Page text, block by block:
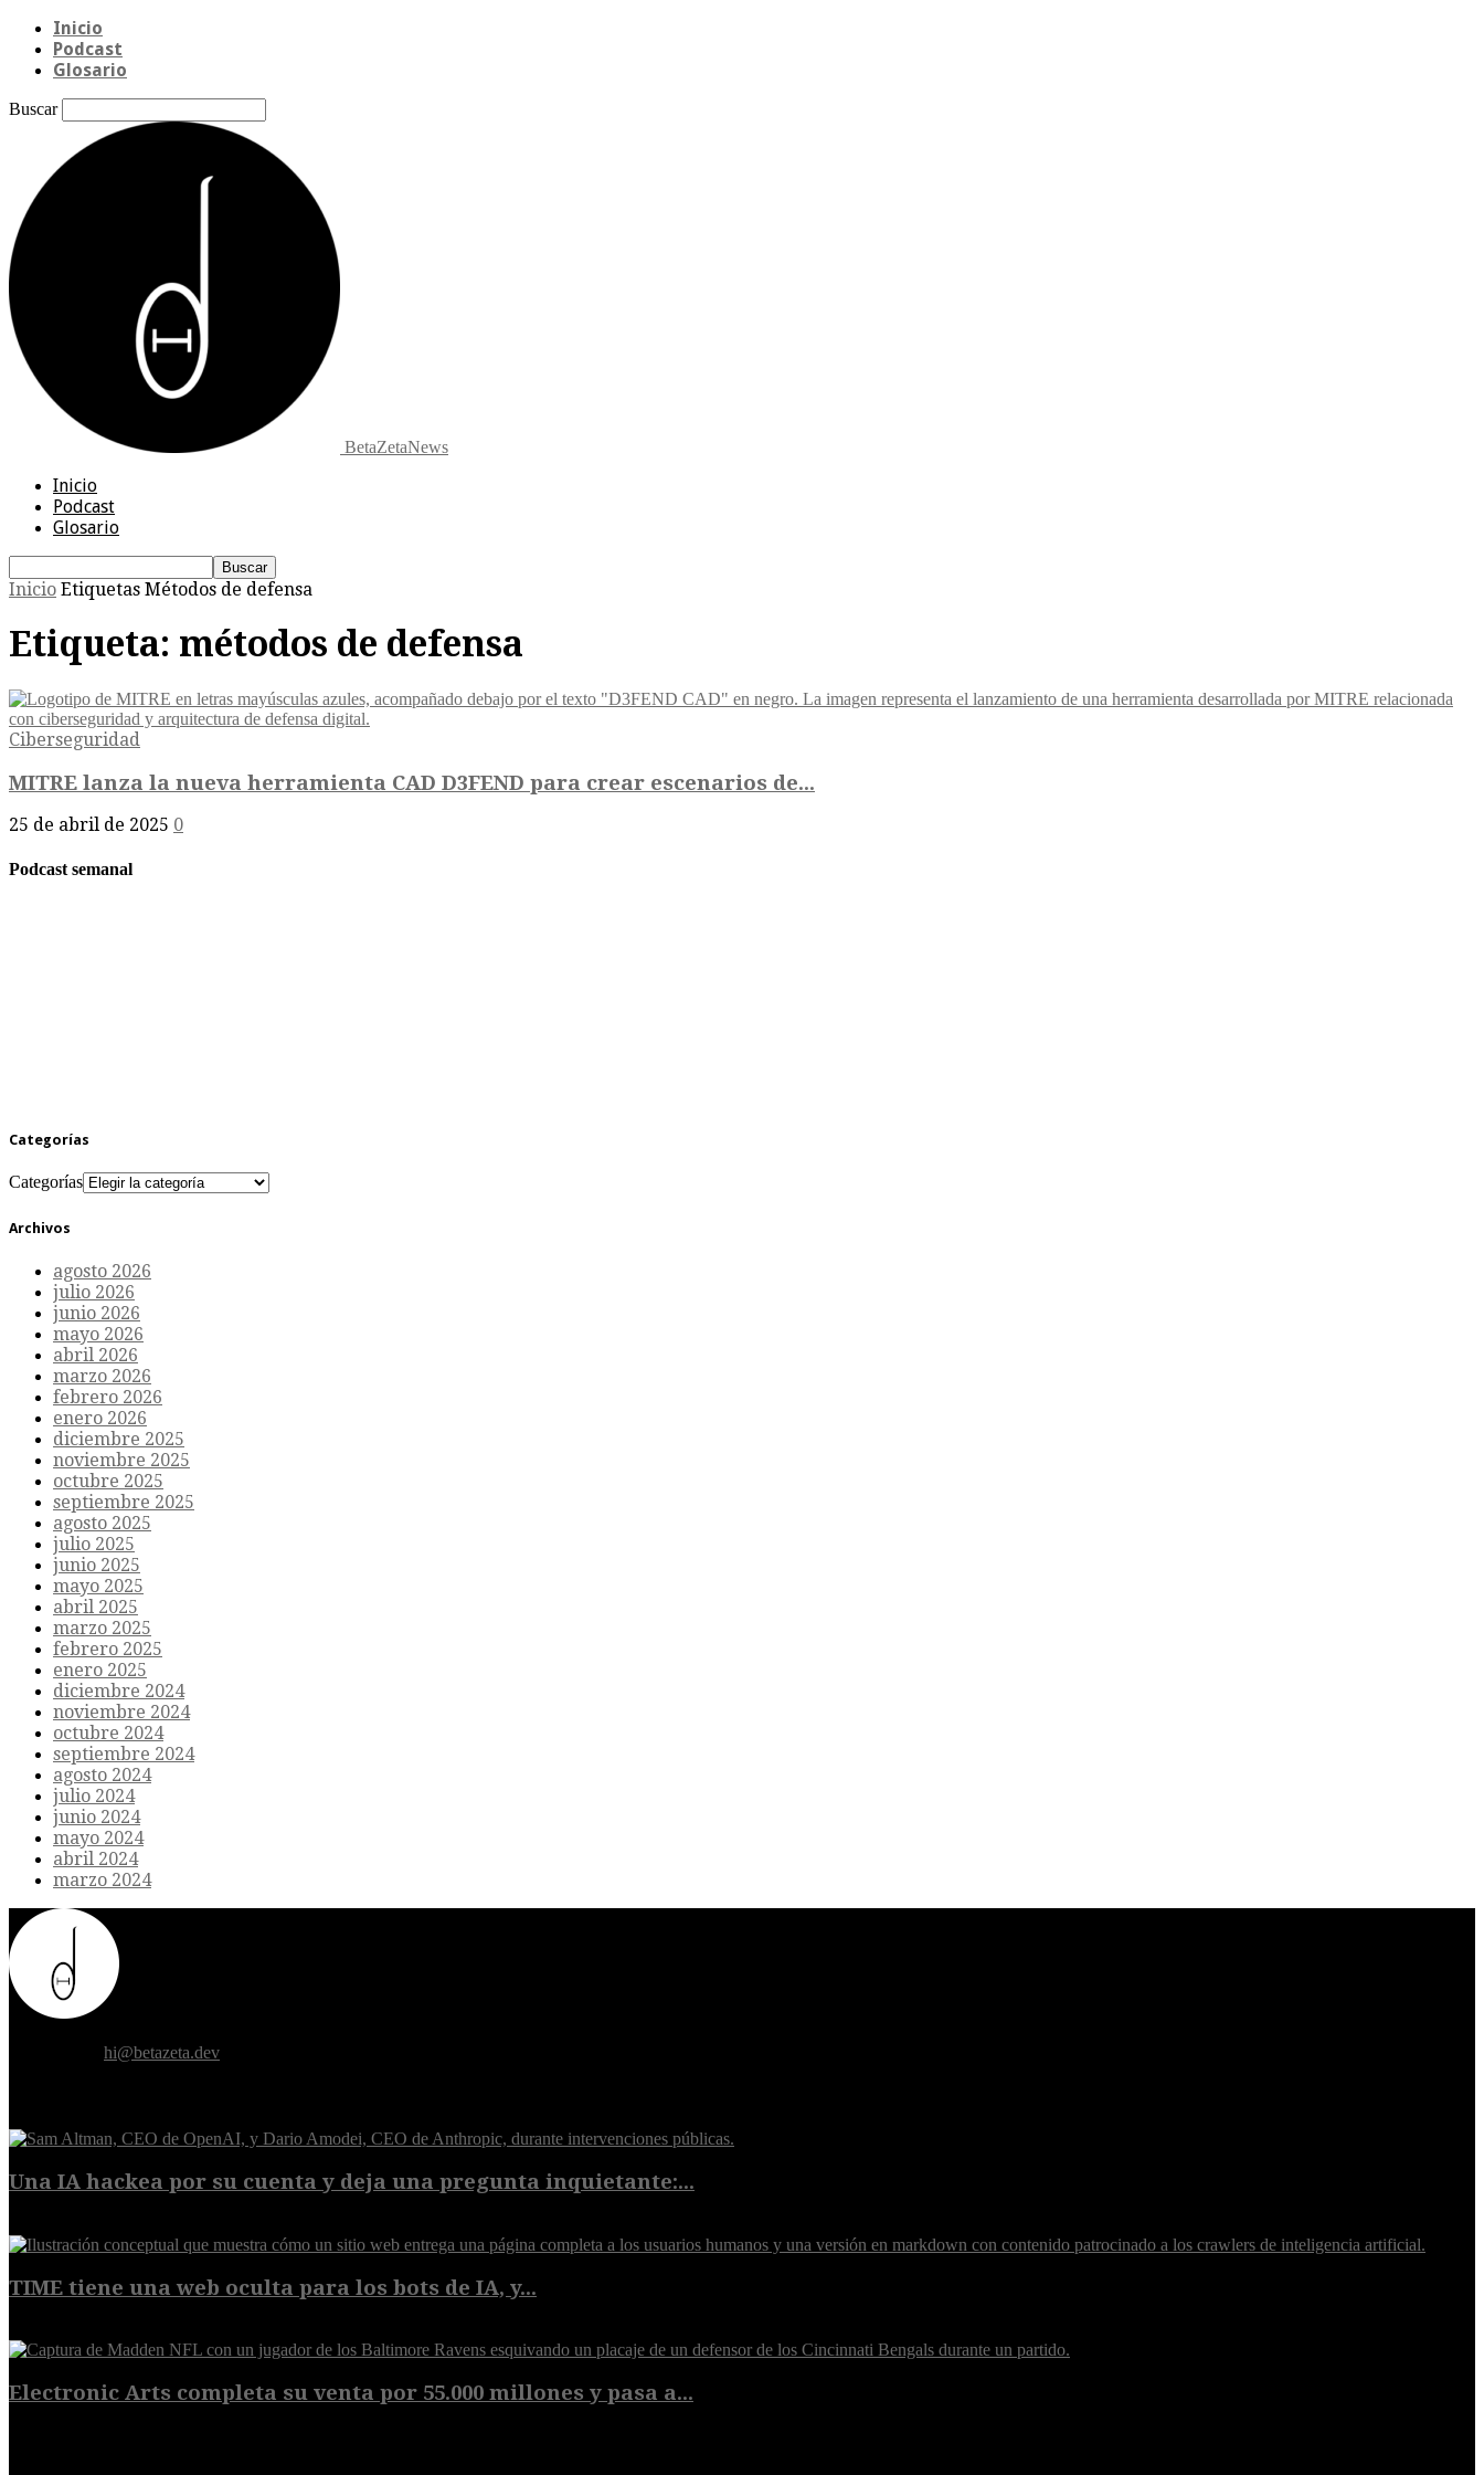
Inicio
Podcast
Glosario
Buscar
BetaZetaNews
Inicio
Podcast
Glosario
Inicio Etiquetas Métodos de defensa
Etiqueta: métodos de defensa
Ciberseguridad
MITRE lanza la nueva herramienta CAD D3FEND para crear escenarios de...
25 de abril de 2025 0
Podcast semanal
Categorías
Categorías
Archivos
agosto 2026
julio 2026
junio 2026
mayo 2026
abril 2026
marzo 2026
febrero 2026
enero 2026
diciembre 2025
noviembre 2025
octubre 2025
septiembre 2025
agosto 2025
julio 2025
junio 2025
mayo 2025
abril 2025
marzo 2025
febrero 2025
enero 2025
diciembre 2024
noviembre 2024
octubre 2024
septiembre 2024
agosto 2024
julio 2024
junio 2024
mayo 2024
abril 2024
marzo 2024
hi@betazeta.dev
Una IA hackea por su cuenta y deja una pregunta inquietante:...
TIME tiene una web oculta para los bots de IA, y...
Electronic Arts completa su venta por 55.000 millones y pasa a...